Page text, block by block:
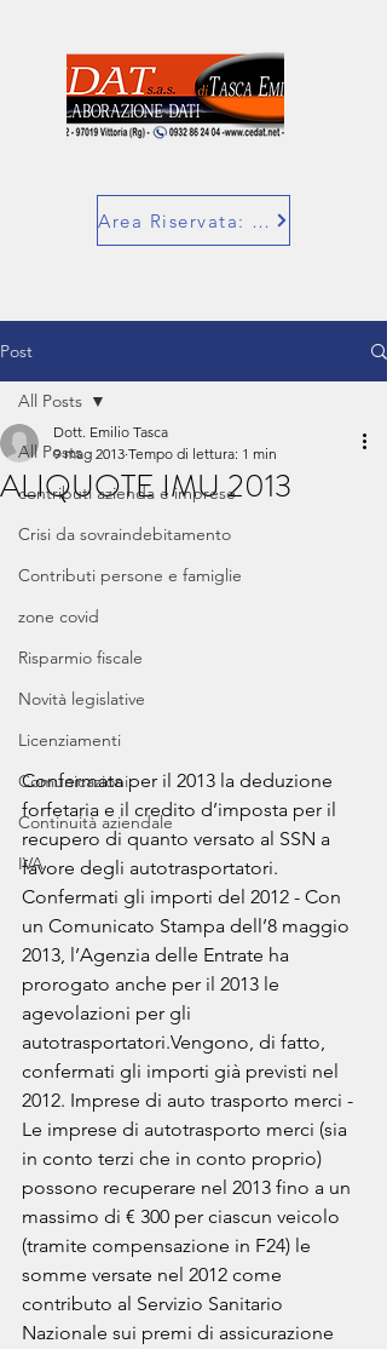
Area Riservata: SuperBill
Post
All Posts
contributi azienda e imprese
Crisi da sovraindebitamento
Contributi persone e famiglie
zone covid
Risparmio fiscale
Novità legislative
Licenziamenti
Comunicazioni
Continuità aziendale
IVA
All Posts
ALIQUOTE IMU 2013
Dott. Emilio Tasca
9 mag 2013 Tempo di lettura: 1 min
Confermata per il 2013 la deduzione
forfetaria e il credito d’imposta per il
recupero di quanto versato al SSN a
favore degli autotrasportatori.
Confermati gli importi del 2012 - Con
un Comunicato Stampa dell’8 maggio
2013, l’Agenzia delle Entrate ha
prorogato anche per il 2013 le
agevolazioni per gli
autotrasportatori.Vengono, di fatto,
confermati gli importi già previsti nel
2012. Imprese di auto trasporto merci -
Le imprese di autotrasporto merci (sia
in conto terzi che in conto proprio)
possono recuperare nel 2013 fino a un
massimo di € 300 per ciascun veicolo
(tramite compensazione in F24) le
somme versate nel 2012 come
contributo al Servizio Sanitario
Nazionale sui premi di assicurazione